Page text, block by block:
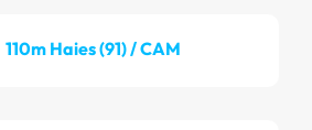
110m Haies (91) / CAM